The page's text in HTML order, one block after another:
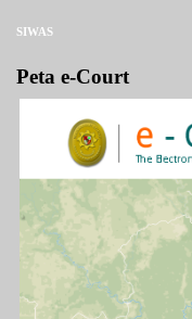
SIWAS
Peta e-Court